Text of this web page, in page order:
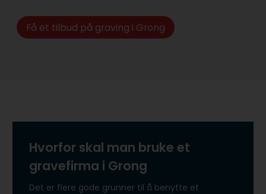
Få et tilbud på graving i Grong
Hvorfor skal man bruke et
gravefirma i Grong
Det er flere gode grunner til å benytte et